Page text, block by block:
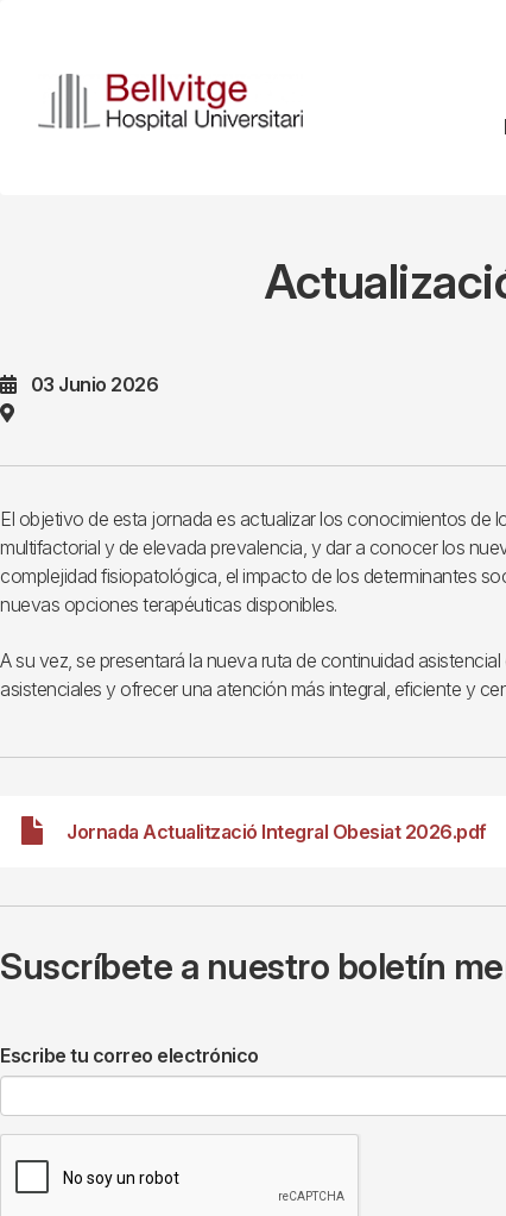
contenido
principal
03 Junio 2026
El objetivo de esta jornada es actualizar los conocimientos de
multifactorial y de elevada prevalencia, y dar a conocer los
complejidad fisiopatológica, el impacto de los determinantes
nuevas opciones terapéuticas disponibles.
A su vez, se presentará la nueva ruta de continuidad
asistenciales y ofrecer una atención más integral, eficiente y
Jornada Actualització Integral Obesiat 2026.pdf
Suscríbete a nuestro boletín
Escribe tu correo electrónico